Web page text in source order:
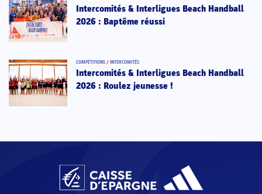
Intercomités & Interligues Beach Handball
2026 : Baptême réussi
COMPÉTITIONS / INTERCOMITÉS
Intercomités & Interligues Beach Handball
2026 : Roulez jeunesse !